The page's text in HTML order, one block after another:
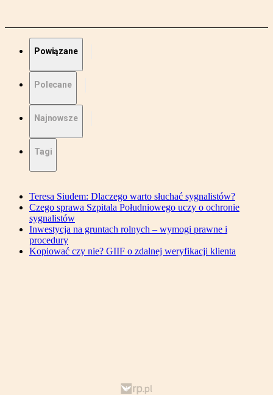
Powiązane
Polecane
Najnowsze
Tagi
Teresa Siudem: Dlaczego warto słuchać sygnalistów?
Czego sprawa Szpitala Południowego uczy o ochronie
sygnalistów
Inwestycja na gruntach rolnych – wymogi prawne i
procedury
Kopiować czy nie? GIIF o zdalnej weryfikacji klienta